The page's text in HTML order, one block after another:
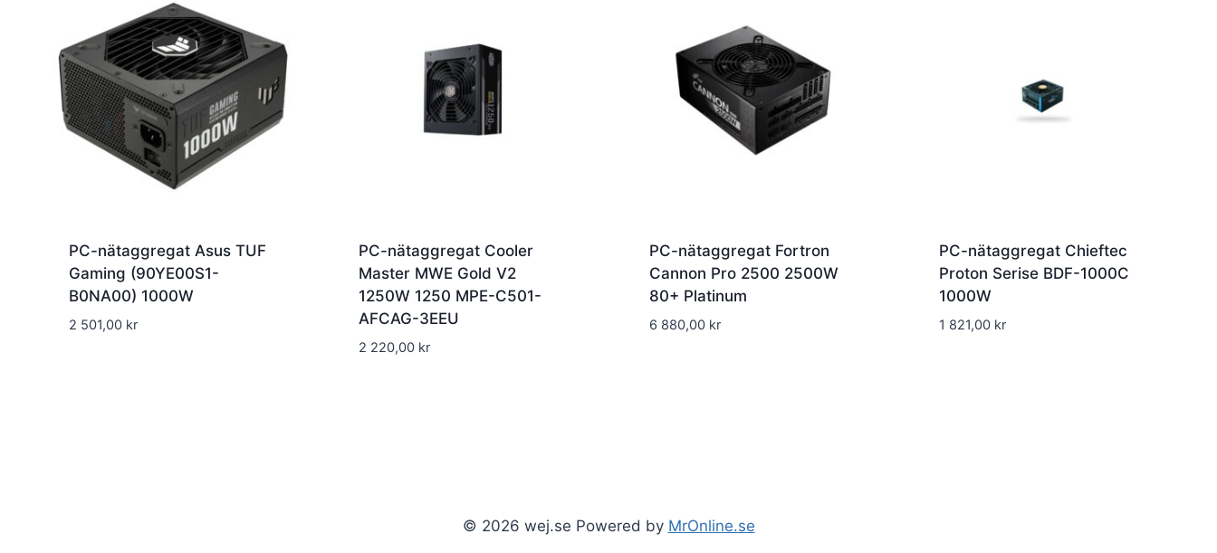
PC-nätaggregat Asus TUF
Gaming (90YE00S1-
B0NA00) 1000W
2 501,00 kr
PC-nätaggregat Cooler
Master MWE Gold V2
1250W 1250 MPE-C501-
AFCAG-3EEU
2 220,00 kr
PC-nätaggregat Fortron
Cannon Pro 2500 2500W
80+ Platinum
6 880,00 kr
PC-nätaggregat Chieftec
Proton Serise BDF-1000C
1000W
1 821,00 kr
© 2026 wej.se Powered by MrOnline.se